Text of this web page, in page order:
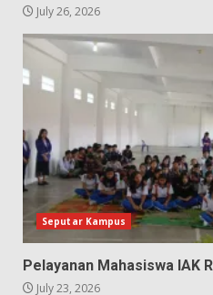
July 26, 2026
Seputar Kampus
Pelayanan Mahasiswa IAK
July 23, 2026